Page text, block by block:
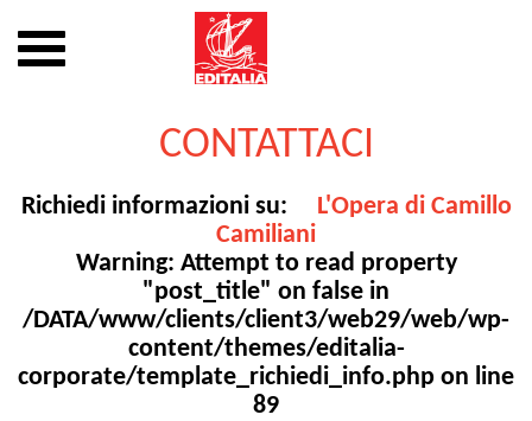
Mostra
o
CONTATTACI
Richiedi informazioni su:
L'Opera di Camillo
Camiliani
Warning: Attempt to read property
"post_title" on false in
/DATA/www/clients/client3/web29/web/wp-
content/themes/editalia-
corporate/template_richiedi_info.php on line
89